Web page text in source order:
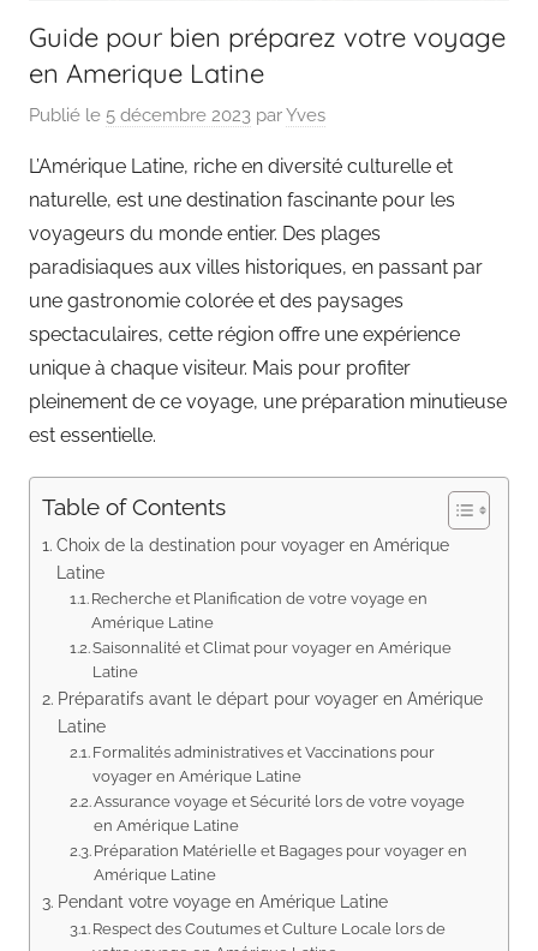
Guide pour bien préparez votre voyage
en Amerique Latine
Publié le 5 décembre 2023 parYves
L’Amérique Latine, riche en diversité culturelle et
naturelle, est une destination fascinante pour les
voyageurs du monde entier. Des plages
paradisiaques aux villes historiques, en passant par
une gastronomie colorée et des paysages
spectaculaires, cette région offre une expérience
unique à chaque visiteur. Mais pour profiter
pleinement de ce voyage, une préparation minutieuse
est essentielle.
Table of Contents
Choix de la destination pour voyager en Amérique
Latine
Recherche et Planification de votre voyage en
Amérique Latine
Saisonnalité et Climat pour voyager en Amérique
Latine
Préparatifs avant le départ pour voyager en Amérique
Latine
Formalités administratives et Vaccinations pour
voyager en Amérique Latine
Assurance voyage et Sécurité lors de votre voyage
en Amérique Latine
Préparation Matérielle et Bagages pour voyager en
Amérique Latine
Pendant votre voyage en Amérique Latine
Respect des Coutumes et Culture Locale lors de